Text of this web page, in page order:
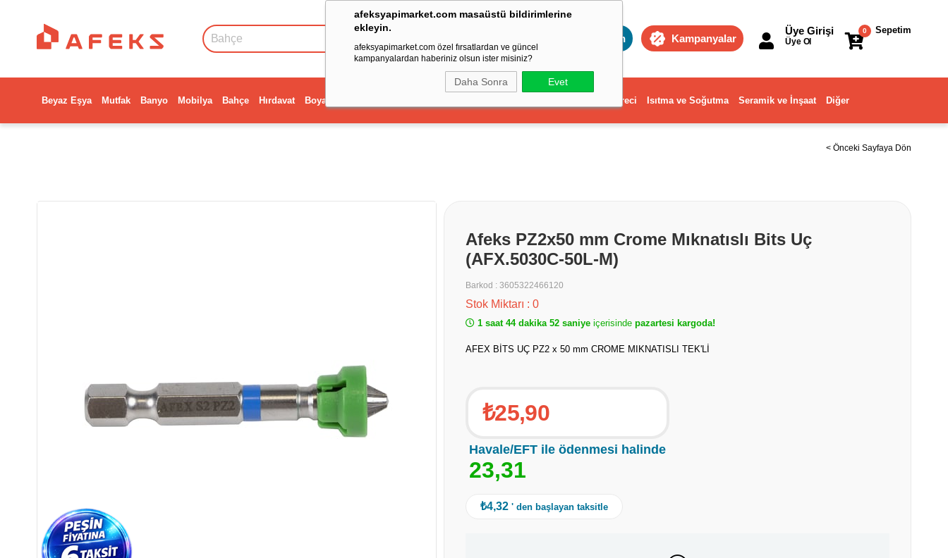
afeksyapimarket.com masaüstü bildirimlerine
ekleyin.
afeksyapimarket.com özel fırsatlardan ve güncel
kampanyalardan haberiniz olsun ister misiniz?
Daha Sonra Evet
Toptan Kampanyalar
Sepetim
0
Üye Girişi
Üye Ol
Beyaz Eşya Mutfak Banyo Mobilya Bahçe Hırdavat Boya Dekorasyon ve Ev Gereci Isıtma ve Soğutma Seramik ve İnşaat Diğer
< Önceki Sayfaya Dön
Afeks PZ2x50 mm Crome Mıknatıslı Bits Uç
(AFX.5030C-50L-M)
Barkod : 3605322466120
Stok Miktarı : 0
1 saat 44 dakika 52 saniye içerisinde pazartesi kargoda!
AFEX BİTS UÇ PZ2 x 50 mm CROME MIKNATISLI TEK'Lİ
₺25,90
Havale/EFT ile ödenmesi halinde
23,31
₺4,32 ' den başlayan taksitle